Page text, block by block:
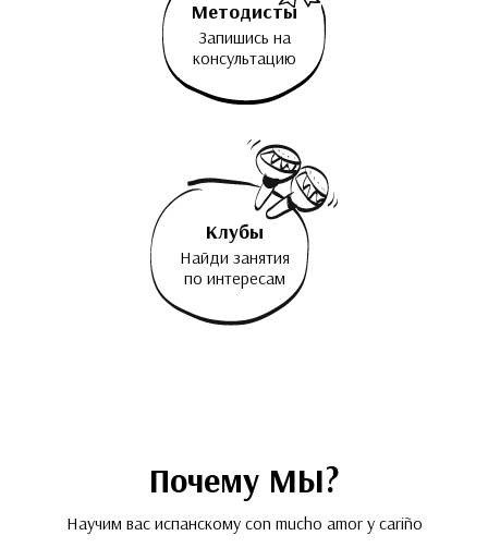
Методисты
Запишись на
консультацию
Клубы
Найди занятия
по интересам
Почему МЫ?
Научим вас испанскому con mucho amor y cariño